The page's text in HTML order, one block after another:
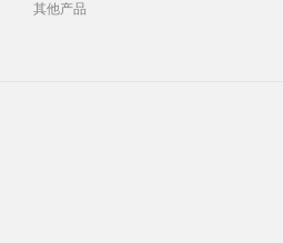
其他产品